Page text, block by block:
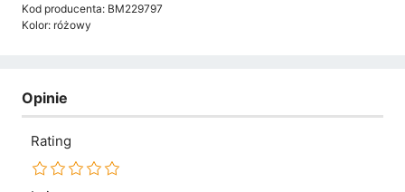
Kod producenta: BM229797
Kolor: różowy
Opinie
Rating